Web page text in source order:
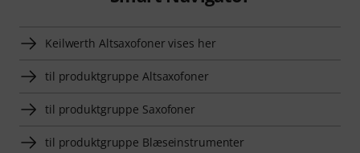
Keilwerth Altsaxofoner vises her
til produktgruppe Altsaxofoner
til produktgruppe Saxofoner
til produktgruppe Blæseinstrumenter